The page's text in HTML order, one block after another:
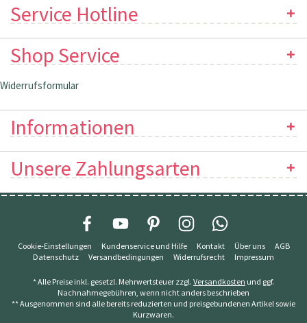
Service Hotline
Shop Service
Widerrufsformular
Informationen
Unsere Zahlungsarten
Cookie-Einstellungen Kundenservice und Hilfe Kontakt Über uns
AGB
Datenschutz
Versandbedingungen Widerrufsrecht Impressum
* Alle Preise inkl. gesetzl. Mehrwertsteuer zzgl. Versandkosten und ggf.
Nachnahmegebühren, wenn nicht anders beschrieben
** Ausgenommen sind alle bereits reduzierten und preisgebundenen Artikel sowie
Kurzwaren.